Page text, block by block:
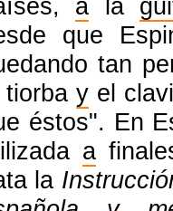
a la
que
tan
tiorba yel
éstos". En
a
la